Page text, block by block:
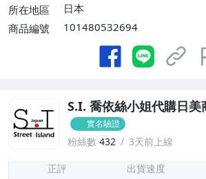
所在地區
日本
商品編號
101480532694
S.I. 喬依絲小姐代購日美
實名驗證
粉絲數 432 3天前上線
正評 出貨速度